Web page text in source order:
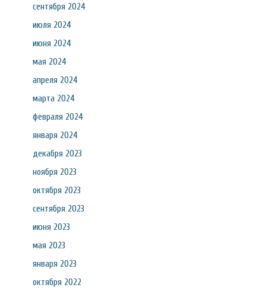
сентября 2024
июля 2024
июня 2024
мая 2024
апреля 2024
марта 2024
февраля 2024
января 2024
декабря 2023
ноября 2023
октября 2023
сентября 2023
июня 2023
мая 2023
января 2023
октября 2022